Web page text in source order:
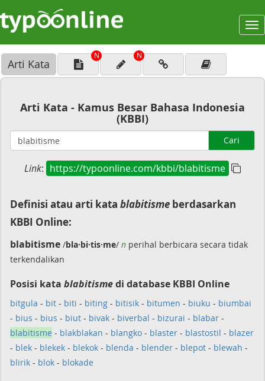
Arti Kata
N N
Arti Kata - Kamus Besar Bahasa Indonesia
(KBBI)
Cari
Link: https://typoonline.com/kbbi/blabitisme
Definisi atau arti kata blabitisme berdasarkan
KBBI Online:
blabitisme /bla·bi·tis·me/ n perihal berbicara secara tidak
terkendalikan
Posisi kata blabitismedi database KBBI Online
bitgula - bit - biti - biting - bitisik - bitumen - biuku - biumbai
- bius - bius - biut - bivak - biverbal - bizurai - blabar -
blabitisme - blakblakan - blangko - blaster - blastostil - blazer
- blek - blekek - blekok - blenda - blender - blepot - blewah -
blirik - blok - blokade